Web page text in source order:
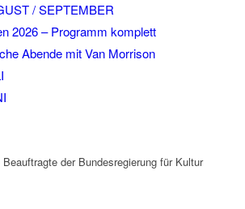
/ SEPTEMBER
2026 – Programm komplett
Abende mit Van Morrison
der Bundesregierung für Kultur